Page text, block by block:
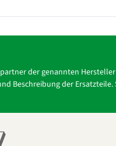
der genannten
Beschreibung der